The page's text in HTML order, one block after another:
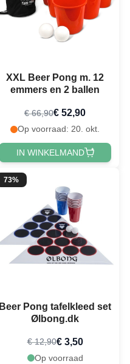
XXL Beer Pong m. 12
emmers en 2 ballen
€ 66,90€ 52,90
Op voorraad: 20. okt.
IN WINKELMAND
73%
Beer Pong tafelkleed set
Ølbong.dk
€ 12,90€ 3,50
Op voorraad